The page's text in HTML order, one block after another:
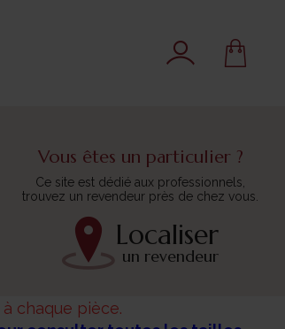
Vous êtes un particulier ?
Ce site est dédié aux professionnels,
trouvez un revendeur près de chez vous.
Localiser
un revendeur
chaque pièce.